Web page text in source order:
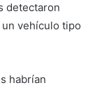
detectaron
vehículo tipo
habrían